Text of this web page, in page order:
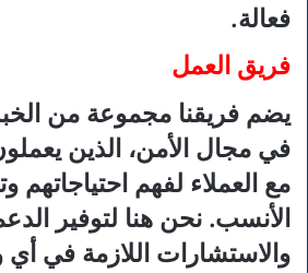
فعالة.
فريق العمل
يضم فريقنا مجموعة من
في مجال الأمن، الذين
مع العملاء لفهم احتياجاتهم
الأنسب. نحن هنا لتوفير
والاستشارات اللازمة في